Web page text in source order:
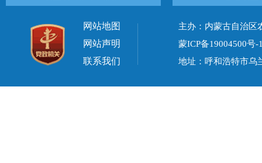
网站地图
网站声明
联系我们
主办：内蒙古自治
蒙ICP备19004500号-
地址：呼和浩特市